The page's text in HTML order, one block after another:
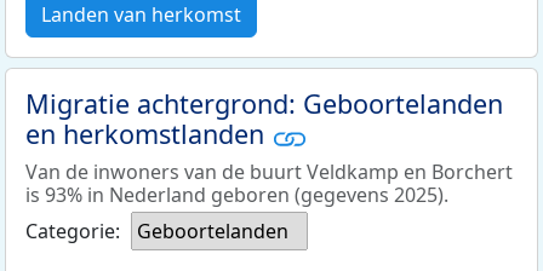
Landen van herkomst
Migratie achtergrond: Geboortelanden
en herkomstlanden
Van de inwoners van de buurt Veldkamp en Borchert
is 93% in Nederland geboren (gegevens 2025).
Categorie:
Geboortelanden